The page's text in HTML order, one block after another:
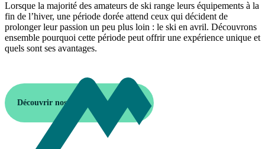
Lorsque la majorité des amateurs de ski range leurs équipements à la
fin de l’hiver, une période dorée attend ceux qui décident de
prolonger leur passion un peu plus loin : le ski en avril. Découvrons
ensemble pourquoi cette période peut offrir une expérience unique et
quels sont ses avantages.
Découvrir nos destinations en avril